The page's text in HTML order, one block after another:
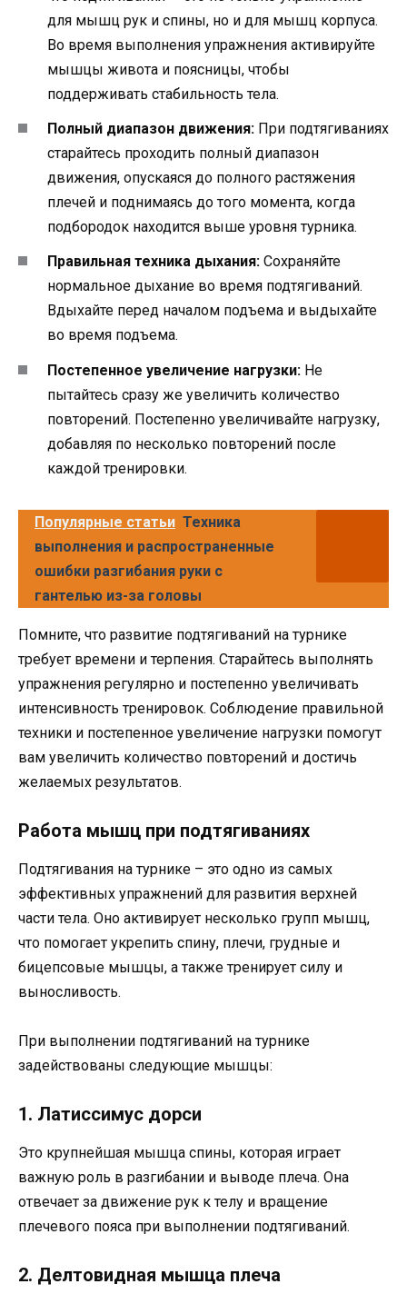
для мышц рук и спины, но и для мышц корпуса.
Во время выполнения упражнения активируйте
мышцы живота и поясницы, чтобы
поддерживать стабильность тела.
Полный диапазон движения: При подтягиваниях
старайтесь проходить полный диапазон
движения, опускаяся до полного растяжения
плечей и поднимаясь до того момента, когда
подбородок находится выше уровня турника.
Правильная техника дыхания: Сохраняйте
нормальное дыхание во время подтягиваний.
Вдыхайте перед началом подъема и выдыхайте
во время подъема.
Постепенное увеличение нагрузки: Не
пытайтесь сразу же увеличить количество
повторений. Постепенно увеличивайте нагрузку,
добавляя по несколько повторений после
каждой тренировки.
Популярные статьи Техника
выполнения и распространенные
ошибки разгибания руки с
гантелью из-за головы
Помните, что развитие подтягиваний на турнике
требует времени и терпения. Старайтесь выполнять
упражнения регулярно и постепенно увеличивать
интенсивность тренировок. Соблюдение правильной
техники и постепенное увеличение нагрузки помогут
вам увеличить количество повторений и достичь
желаемых результатов.
Работа мышц при подтягиваниях
Подтягивания на турнике – это одно из самых
эффективных упражнений для развития верхней
части тела. Оно активирует несколько групп мышц,
что помогает укрепить спину, плечи, грудные и
бицепсовые мышцы, а также тренирует силу и
выносливость.
При выполнении подтягиваний на турнике
задействованы следующие мышцы:
1. Латиссимус дорси
Это крупнейшая мышца спины, которая играет
важную роль в разгибании и выводе плеча. Она
отвечает за движение рук к телу и вращение
плечевого пояса при выполнении подтягиваний.
2. Делтовидная мышца плеча